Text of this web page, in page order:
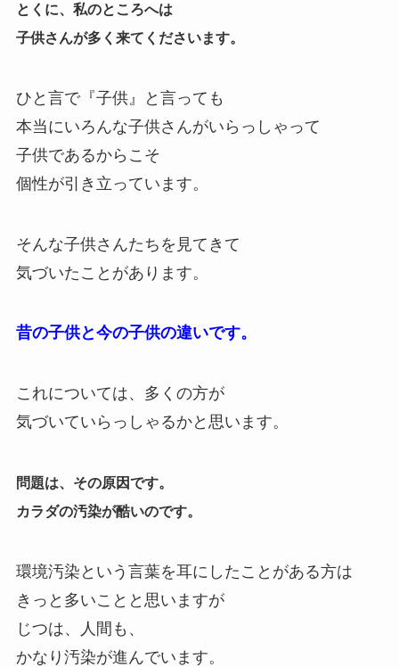
とくに、私のところへは
子供さんが多く来てくださいます。
ひと言で『子供』と言っても
本当にいろんな子供さんがいらっしゃって
子供であるからこそ
個性が引き立っています。
そんな子供さんたちを見てきて
気づいたことがあります。
昔の子供と今の子供の違いです。
これについては、多くの方が
気づいていらっしゃるかと思います。
問題は、その原因です。
カラダの汚染が酷いのです。
環境汚染という言葉を耳にしたことがある方は
きっと多いことと思いますが
じつは、人間も、
かなり汚染が進んでいます。